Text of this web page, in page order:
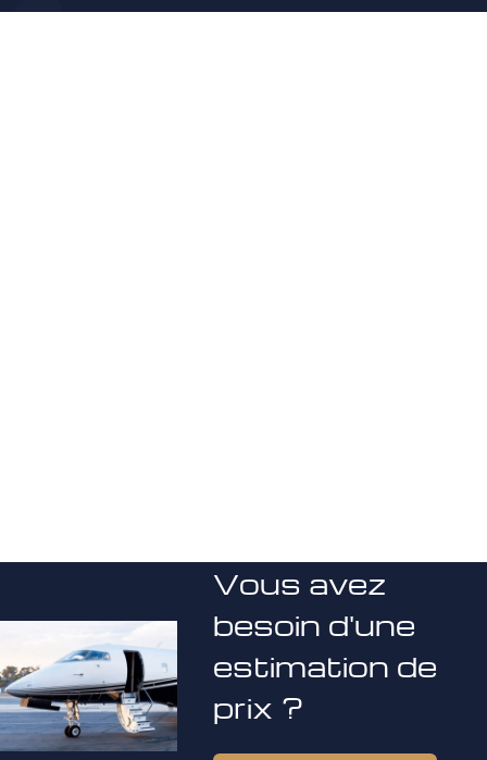
Vous avez
besoin d'une
estimation de
prix ?